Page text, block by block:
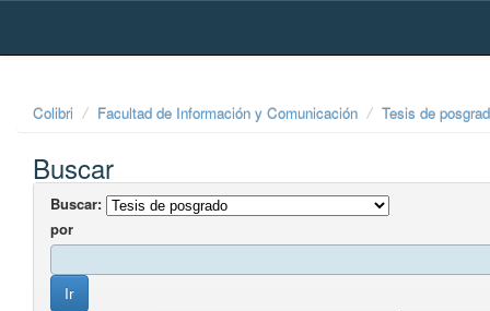
Skip
Colibri Facultad de Información y Comunicación Tesis de
Buscar
Buscar:
por